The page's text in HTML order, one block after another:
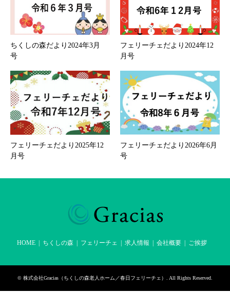
ちくしの森だより2024年3月
号
フェリーチェだより2024年12
月号
フェリーチェだより2025年12
月号
フェリーチェだより2026年6月
号
HOME ちくしの森 フェリーチェ 求人情報 会社概要 ご挨拶
© 株式会社Gracias（ちくしの森老人ホーム／春日フェリーチェ） . All Rights Reserved.